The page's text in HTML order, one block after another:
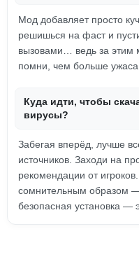
Мод добавляет просто
решишься на фаст и
вызовами… ведь за этим
помни, чем больше
Куда идти, чтобы
вирусы?
Забегая вперёд, лучше
источников. Заходи на
рекомендации от
сомнительным образом
безопасная установка —